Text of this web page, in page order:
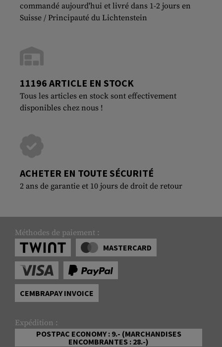
commandé aujourd'hui et livré dans 1-2 jours en
Suisse / Principauté du Lichtenstein
11196 ARTICLE EN STOCK
Tous les articles en stock sont effectivement
disponibles chez nous !
ACHETER EN TOUTE SÉCURITÉ
2 ans de garantie et 10 jours de droit de retour
Méthodes de paiement :
MASTERCARD
CEMBRAPAY INVOICE
Expédition :
POSTPAC ECONOMY : 9.- (MARCHANDISES
ENCOMBRANTES : 28.-)